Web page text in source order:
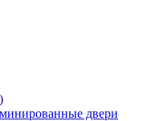
двери